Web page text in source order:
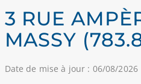
3 RUE
MASSY
Date de mise à jour : 06/08/2026